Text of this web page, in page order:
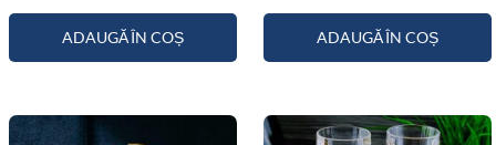
ADAUGĂ ÎN COȘ ADAUGĂ ÎN COȘ